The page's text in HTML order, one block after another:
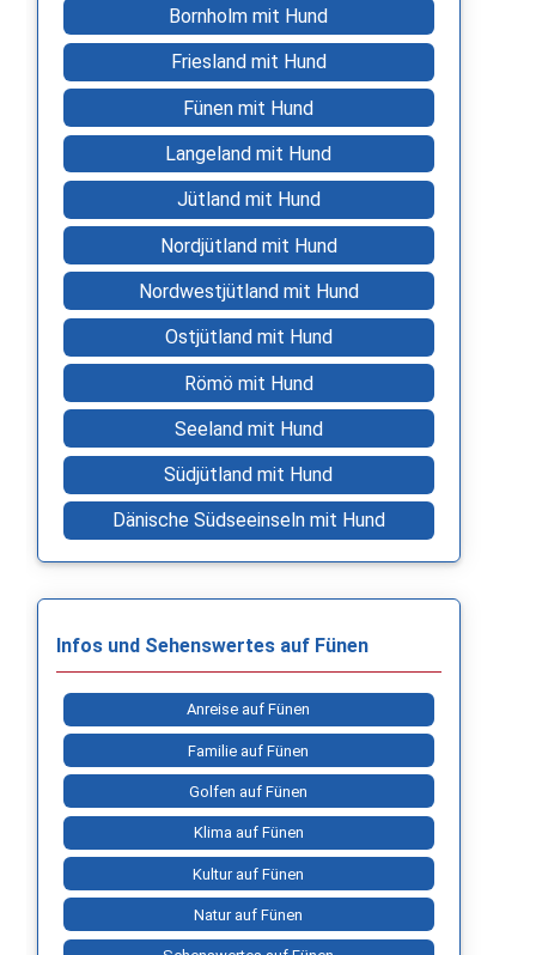
Bornholm mit Hund
Friesland mit Hund
Fünen mit Hund
Langeland mit Hund
Jütland mit Hund
Nordjütland mit Hund
Nordwestjütland mit Hund
Ostjütland mit Hund
Römö mit Hund
Seeland mit Hund
Südjütland mit Hund
Dänische Südseeinseln mit Hund
Infos und Sehenswertes auf Fünen
Anreise auf Fünen
Familie auf Fünen
Golfen auf Fünen
Klima auf Fünen
Kultur auf Fünen
Natur auf Fünen